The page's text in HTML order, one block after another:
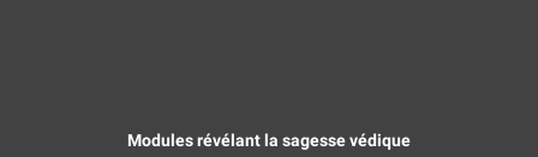
Modules révélant la sagesse védique